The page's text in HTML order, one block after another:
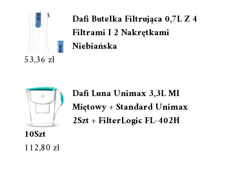
Dafi Butelka Filtrująca 0,7L Z 4
Filtrami I 2 Nakrętkami
Niebiańska
53,36 zł
Dafi Luna Unimax 3,3L MI
Miętowy + Standard Unimax
2Szt + FilterLogic FL-402H
10Szt
112,80zł